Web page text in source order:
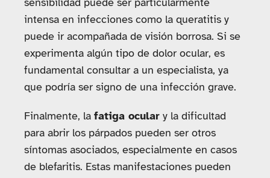
intensa en infecciones como la queratitis y
puede ir acompañada de visión borrosa. Si se
experimenta algún tipo de dolor ocular, es
fundamental consultar a un especialista, ya
que podría ser signo de una infección grave.
Finalmente, la fatiga ocular y la dificultad
para abrir los párpados pueden ser otros
síntomas asociados, especialmente en casos
de blefaritis. Estas manifestaciones pueden